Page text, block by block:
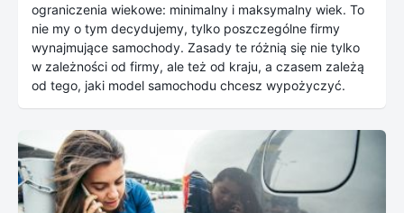
ograniczenia wiekowe: minimalny i maksymalny wiek. To
nie my o tym decydujemy, tylko poszczególne firmy
wynajmujące samochody. Zasady te różnią się nie tylko
w zależności od firmy, ale też od kraju, a czasem zależą
od tego, jaki model samochodu chcesz wypożyczyć.